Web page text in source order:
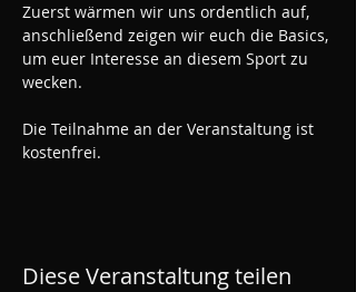
Zuerst wärmen wir uns ordentlich auf,
anschließend zeigen wir euch die Basics,
um euer Interesse an diesem Sport zu
wecken.
Die Teilnahme an der Veranstaltung ist
kostenfrei.
Diese Veranstaltung teilen